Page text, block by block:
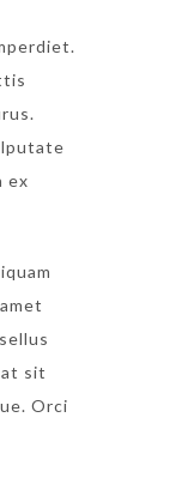
ex
sit
Orci